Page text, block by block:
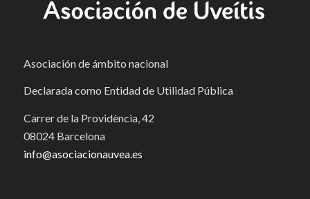
Asociación de ámbito nacional
Declarada como Entidad de Utilidad Pública
Carrer de la Providència, 42
08024 Barcelona
info@asociacionauvea.es